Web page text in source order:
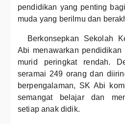
pendidikan yang penting
muda yang berilmu dan
Berkonsepkan Sekolah
Abi menawarkan
murid peringkat rendah.
seramai 249 orang dan
berpengalaman, SK Abi
semangat belajar dan
setiap anak didik.